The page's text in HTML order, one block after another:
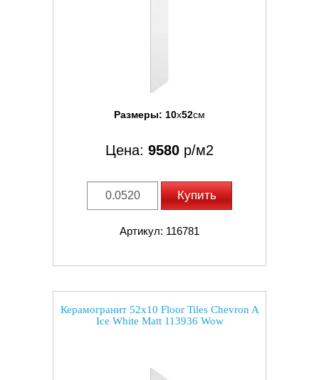
Размеры: 10x52см
Цена: 9580 р/м2
Купить
Артикул: 116781
Керамогранит 52x10 Floor Tiles Chevron A
Ice White Matt 113936 Wow